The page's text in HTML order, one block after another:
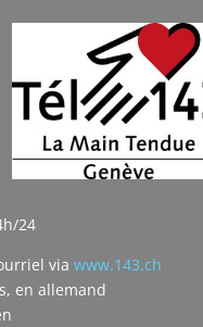
24
via www.143.ch
en allemand